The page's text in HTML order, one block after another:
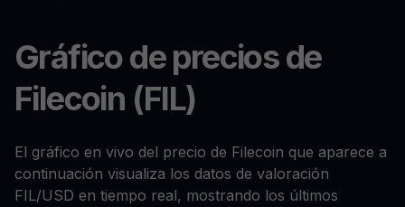
Gráfico de precios de
Filecoin (FIL)
El gráfico en vivo del precio de Filecoin que aparece a
continuación visualiza los datos de valoración
FIL/USD en tiempo real, mostrando los últimos